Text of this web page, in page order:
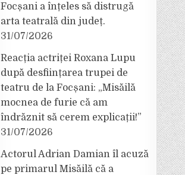
Focșani a înțeles să distrugă
arta teatrală din județ.
31/07/2026
Reacția actriței Roxana Lupu
după desființarea trupei de
teatru de la Focșani: „Misăilă
mocnea de furie că am
îndrăznit să cerem explicații!”
31/07/2026
Actorul Adrian Damian îl acuză
pe primarul Misăilă că a